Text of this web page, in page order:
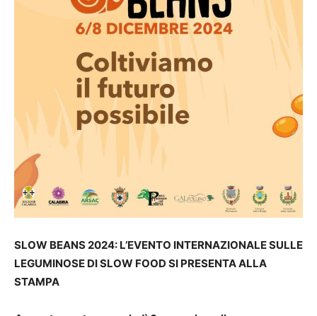
SLOW BEANS 2024: L’EVENTO INTERNAZIONALE SULLE
LEGUMINOSE DI SLOW FOOD SI PRESENTA ALLA
STAMPA